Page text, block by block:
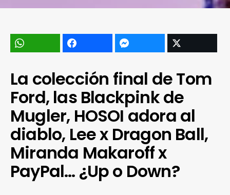
La colección final de Tom
Ford, las Blackpink de
Mugler, HOSOI adora al
diablo, Lee x Dragon Ball,
Miranda Makaroff x
PayPal… ¿Up o Down?